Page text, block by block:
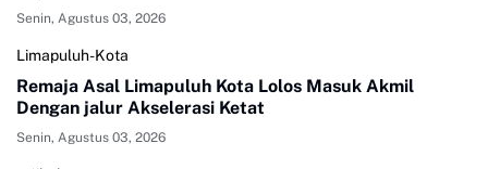
Senin, Agustus 03, 2026
Limapuluh-Kota
Remaja Asal Limapuluh Kota Lolos Masuk Akmil
Dengan jalur Akselerasi Ketat
Senin, Agustus 03, 2026